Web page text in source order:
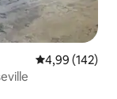
Gemiddelde
4,99 (142)